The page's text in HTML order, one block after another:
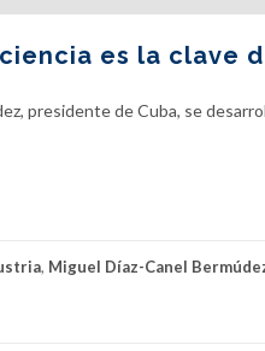
es la clave
presidente de Cuba, se
, Miguel Díaz-Canel